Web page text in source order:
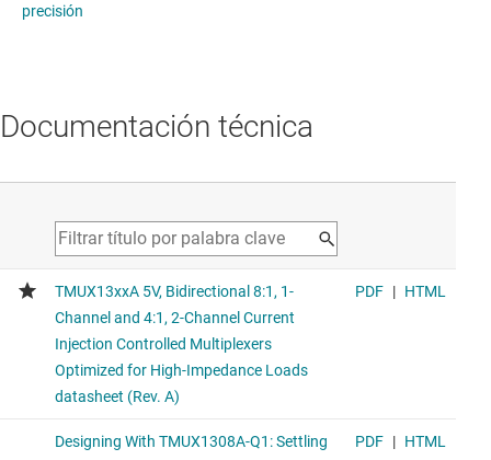
precisión
Documentación técnica